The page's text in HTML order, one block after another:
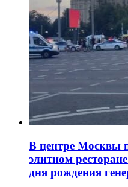
В центре Москвы
элитном
дня рождения